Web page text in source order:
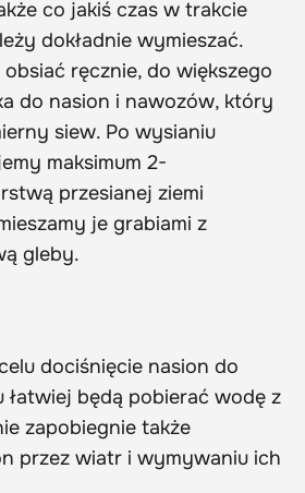
co jakiś czas w trakcie
dokładnie wymieszać.
ręcznie, do większego
do nasion i nawozów, który
siew. Po wysianiu
maksimum 2-
przesianej ziemi
je grabiami z
gleby.
dociśnięcie nasion do
łatwiej będą pobierać wodę z
zapobiegnie także
przez wiatr i wymywaniu ich